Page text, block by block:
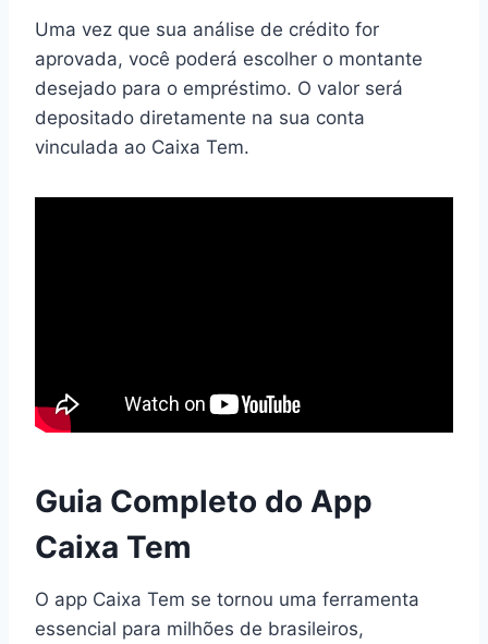
Uma vez que sua análise de crédito for
aprovada, você poderá escolher o montante
desejado para o empréstimo. O valor será
depositado diretamente na sua conta
vinculada ao Caixa Tem.
Guia Completo do App
Caixa Tem
O app Caixa Tem se tornou uma ferramenta
essencial para milhões de brasileiros,